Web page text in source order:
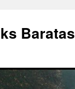
Baratas